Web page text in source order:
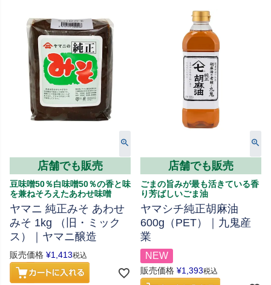
店舗でも販売
豆味噌50％白味噌50％の香と味
を兼ねそろえたあわせ味噌
ヤマニ 純正みそ あわせ
みそ 1kg （旧・ミック
ス）｜ヤマニ醸造
販売価格 ¥1,413税込
店舗でも販売
ごまの旨みが最も活きている香
り芳ばしいごま油
ヤマシチ純正胡麻油
600g（PET）｜九鬼産
業
NEW
販売価格 ¥1,393税込